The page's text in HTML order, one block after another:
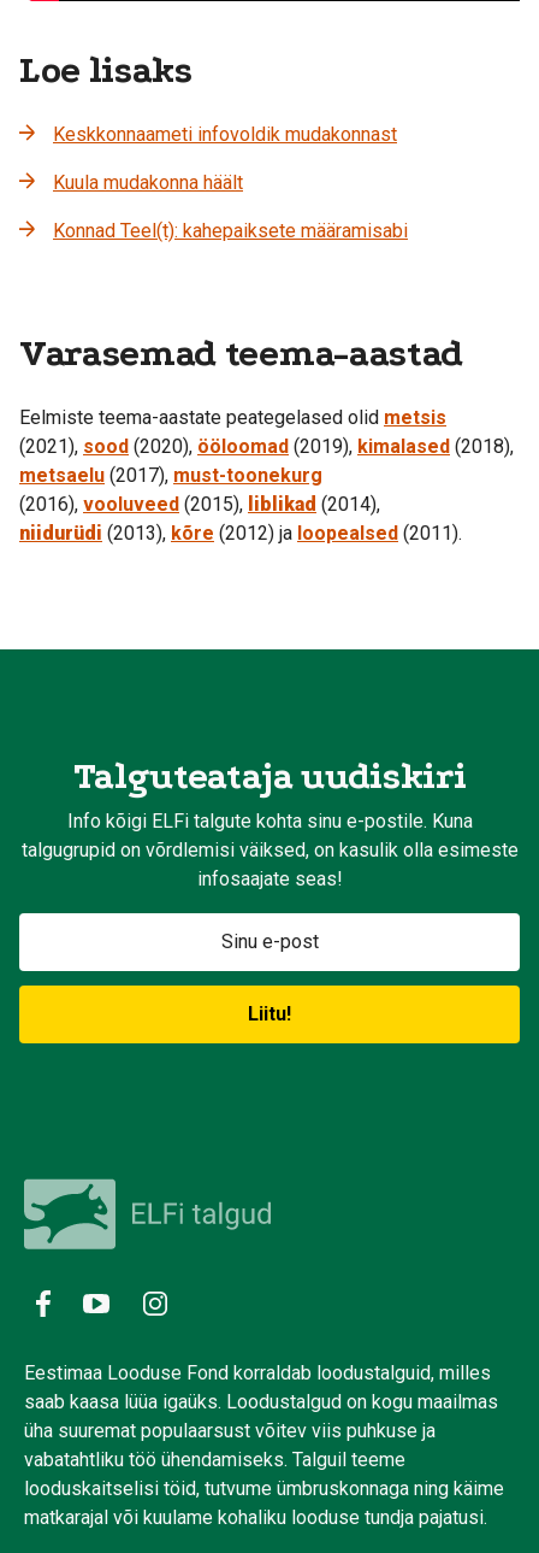
Loe lisaks
Keskkonnaameti infovoldik mudakonnast
Kuula mudakonna häält
Konnad Teel(t): kahepaiksete määramisabi
Varasemad teema-aastad
Eelmiste teema-aastate peategelased olid metsis
(2021), sood (2020), ööloomad (2019), kimalased (2018),
metsaelu (2017), must-toonekurg
(2016), vooluveed (2015), liblikad (2014),
niidurüdi (2013), kõre (2012) ja loopealsed (2011).
Talguteataja uudiskiri
Info kõigi ELFi talgute kohta sinu e-postile. Kuna
talgugrupid on võrdlemisi väiksed, on kasulik olla esimeste
infosaajate seas!
Eestimaa Looduse Fond korraldab loodustalguid, milles
saab kaasa lüüa igaüks. Loodustalgud on kogu maailmas
üha suuremat populaarsust võitev viis puhkuse ja
vabatahtliku töö ühendamiseks. Talguil teeme
looduskaitselisi töid, tutvume ümbruskonnaga ning käime
matkarajal või kuulame kohaliku looduse tundja pajatusi.